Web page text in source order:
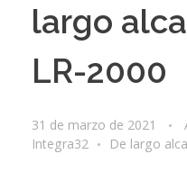
largo
LR-2000
31 de marzo de 2021
Integra32
De largo